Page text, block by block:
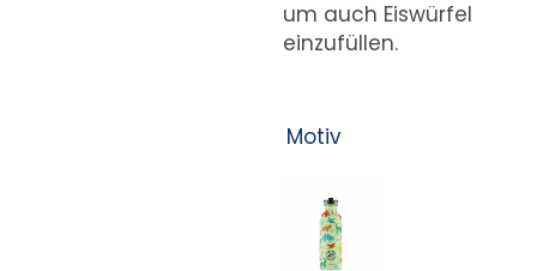
um auch Eiswürfel
einzufüllen.
Motiv